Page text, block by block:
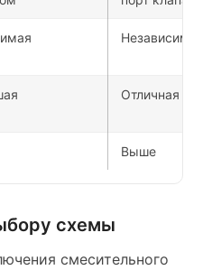
Независимая
Отличная
Выше
схемы
смесительного